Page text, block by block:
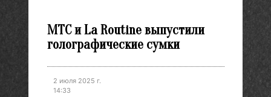
МТС и La Routine выпустили
голографические сумки
2 июля 2025 г.
14:33